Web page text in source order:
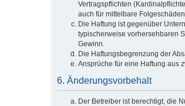
Vertragspflichten
auch für mittelbare
Die Haftung ist gegenüber
typischerweise vorhersehbaren
Gewinn.
Die Haftungsbegrenzung der
Ansprüche für eine Haftung aus
6. Änderungsvorbehalt
Der Betreiber ist berechtigt, die